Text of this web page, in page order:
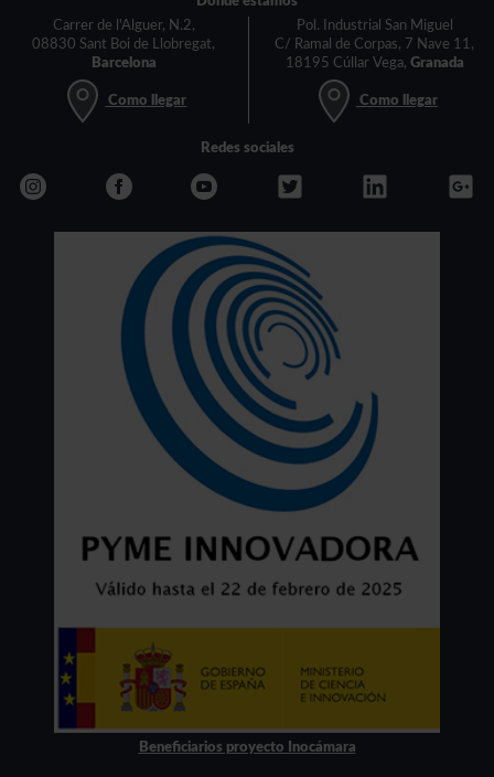
Carrer de l'Alguer, N.2,
08830 Sant Boi de Llobregat,
Barcelona
Como llegar
Pol. Industrial San Miguel
C/ Ramal de Corpas, 7 Nave 11,
18195 Cúllar Vega, Granada
Como llegar
Redes sociales
Beneficiarios proyecto Inocámara